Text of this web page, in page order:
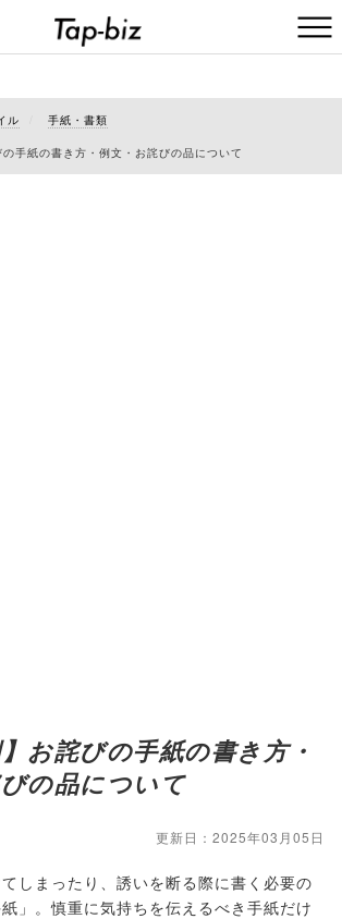
ル 手紙・書類
の手紙の書き方・例文・お詫びの品について
】お詫びの手紙の書き方・
の品について
更新日：2025年03月05日
しまったり、誘いを断る際に書く必要の
」。慎重に気持ちを伝えるべき手紙だけ